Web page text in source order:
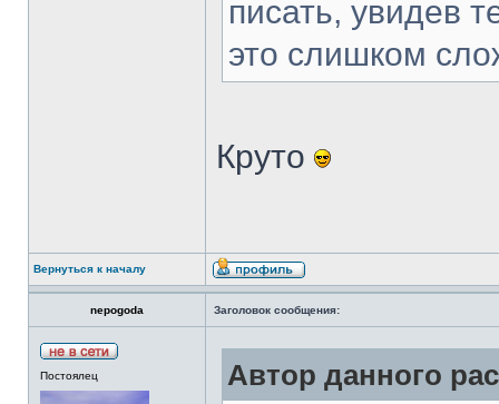
писать, увидев
это слишком
Круто
Вернуться к началу
nepogoda Заголовок сообщения:
Постоялец Автор данного